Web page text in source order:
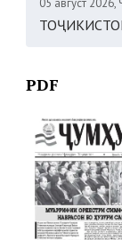
05 август
PDF